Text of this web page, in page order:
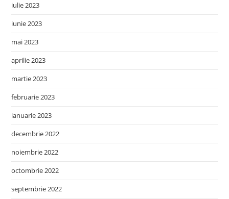
iulie 2023
iunie 2023
mai 2023
aprilie 2023
martie 2023
februarie 2023
ianuarie 2023
decembrie 2022
noiembrie 2022
octombrie 2022
septembrie 2022